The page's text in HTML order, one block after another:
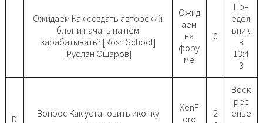
Ожидаем Как создать авторский
блог и начать на нём
зарабатывать? [Rosh School]
[Руслан Ошаров]
Ожид
аем
на
фору
ме
0
Пон
едел
ьник
в
13:4
3
D
Вопрос Как установить иконку
XenF
oro
2
Воск
рес
енье